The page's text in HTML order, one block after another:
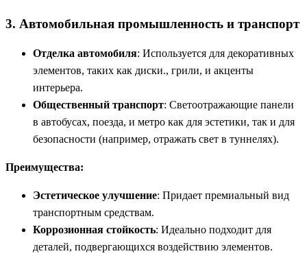
3. Автомобильная промышленность и транспорт
Отделка автомобиля: Используется для декоративных
элементов, таких как диски., грили, и акценты
интерьера.
Общественный транспорт: Светоотражающие панели
в автобусах, поезда, и метро как для эстетики, так и для
безопасности (например, отражать свет в туннелях).
Преимущества:
Эстетическое улучшение: Придает премиальный вид
транспортным средствам.
Коррозионная стойкость: Идеально подходит для
деталей, подвергающихся воздействию элементов.